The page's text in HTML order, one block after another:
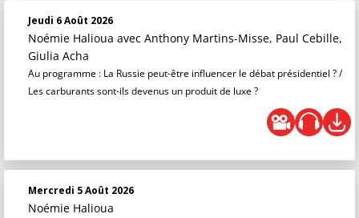
Jeudi 6 Août 2026
Noémie Halioua avec Anthony Martins-Misse, Paul Cebille,
Giulia Acha
Au programme : La Russie peut-être influencer le débat présidentiel ? /
Les carburants sont-ils devenus un produit de luxe ?
Mercredi 5 Août 2026
Noémie Halioua